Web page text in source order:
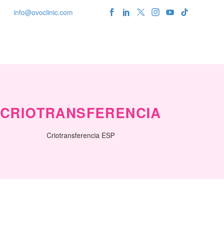
info@ovoclinic.com
CRIOTRANSFERENCIA
Criotransferencia ESP